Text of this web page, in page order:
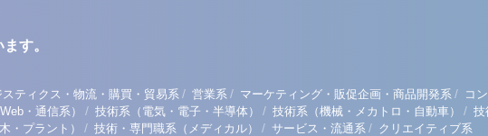
す。
ティクス・物流・購買・貿易系 / 営業系 / マーケティング・販促企画・商品開発系 / コ
・通信系） / 技術系（電気・電子・半導体） / 技術系（機械・メカトロ・自動車） / 技
・プラント） / 技術・専門職系（メディカル） / サービス・流通系 / クリエイティブ系